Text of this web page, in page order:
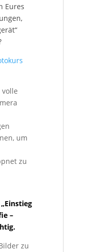
Eures
um
zu
–
zu